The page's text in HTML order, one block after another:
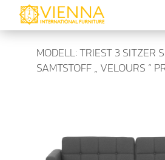
MODELL: TRIEST 3 SITZER
SAMTSTOFF „ VELOURS “